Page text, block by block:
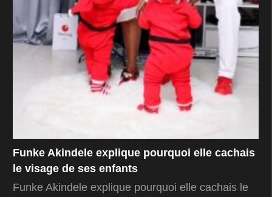
Funke Akindele explique pourquoi elle cachais
le visage de ses enfants
Funke Akindele explique pourquoi elle cachais le